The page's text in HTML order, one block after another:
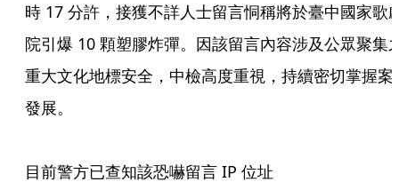
時 17 分許，接獲不詳人士留言恫稱將於臺中國家歌
院引爆 10 顆塑膠炸彈。因該留言內容涉及公眾聚集
重大文化地標安全，中檢高度重視，持續密切掌握案
發展。
目前警方已查知該恐嚇留言 IP 位址